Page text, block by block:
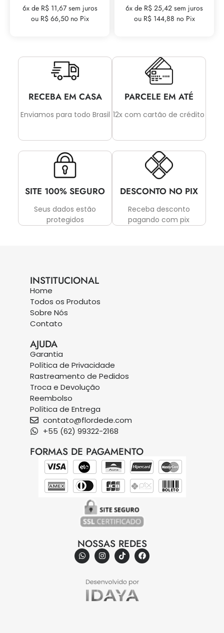
6x de R$ 11,67 sem juros
ou R$ 66,50 no Pix
6x de R$ 25,42 sem juros
ou R$ 144,88 no Pix
RECEBA EM CASA
Enviamos para todo Brasil
PARCELE EM ATÉ
12x com cartão de crédito
SITE 100% SEGURO
Seus dados estão
protegidos
DESCONTO NO PIX
Receba desconto
pagando com pix
INSTITUCIONAL
Home
Todos os Produtos
Sobre Nós
Contato
AJUDA
Garantia
Política de Privacidade
Rastreamento de Pedidos
Troca e Devolução
Reembolso
Política de Entrega
contato@flordede.com
+55 (62) 99322-2168
FORMAS DE PAGAMENTO
NOSSAS REDES